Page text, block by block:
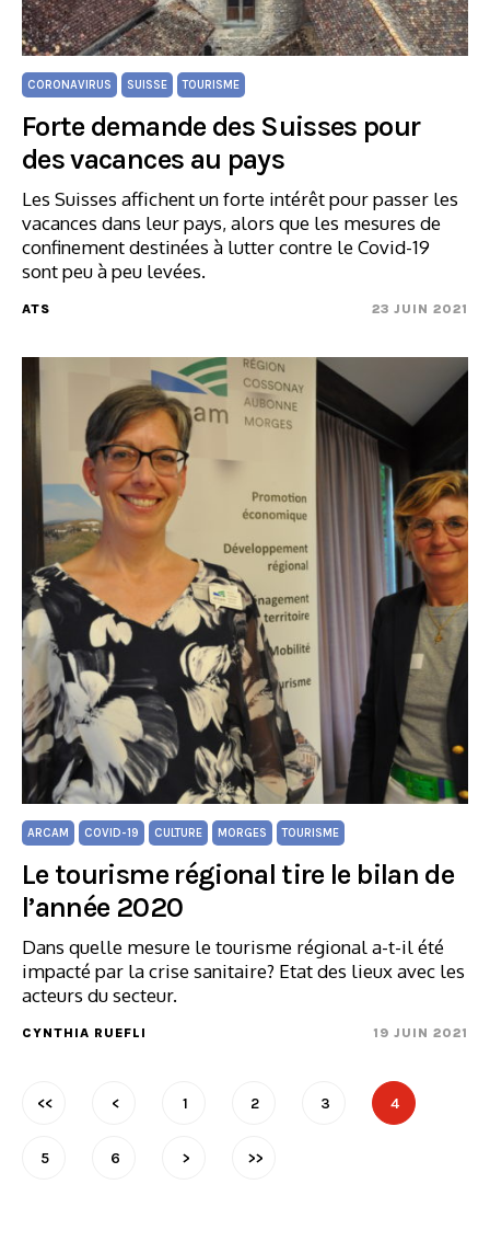
CORONAVIRUS SUISSE TOURISME
Forte demande des Suisses pour
des vacances au pays
Les Suisses affichent un forte intérêt pour passer les
vacances dans leur pays, alors que les mesures de
confinement destinées à lutter contre le Covid-19
sont peu à peu levées.
ATS 23 JUIN 2021
ARCAM COVID-19 CULTURE MORGES TOURISME
Le tourisme régional tire le bilan de
l’année 2020
Dans quelle mesure le tourisme régional a-t-il été
impacté par la crise sanitaire? Etat des lieux avec les
acteurs du secteur.
CYNTHIA RUEFLI 19 JUIN 2021
<< < 1 2 3 4
5 6 > >>